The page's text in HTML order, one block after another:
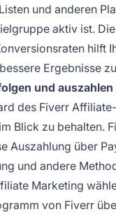
und anderen
aktiv ist.
hilft
Ergebnisse
und auszahlen
des Fiverr
Blick zu behalten.
Auszahlung über
und andere
Marketing
von Fiverr